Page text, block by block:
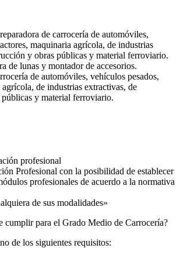
de carrocería de automóviles,
maquinaria agrícola, de industrias
y obras públicas y material ferroviario.
de lunas y montador de accesorios.
de automóviles, vehículos pesados,
de industrias extractivas, de
y material ferroviario.
profesional
Profesional con la posibilidad de establecer
profesionales de acuerdo a la normativa
de sus modalidades»
cumplir para el Grado Medio de Carrocería?
de los siguientes requisitos: